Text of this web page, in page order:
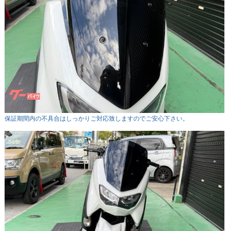
保証期間内の不具合はしっかりご対応致しますのでご安心下さい。